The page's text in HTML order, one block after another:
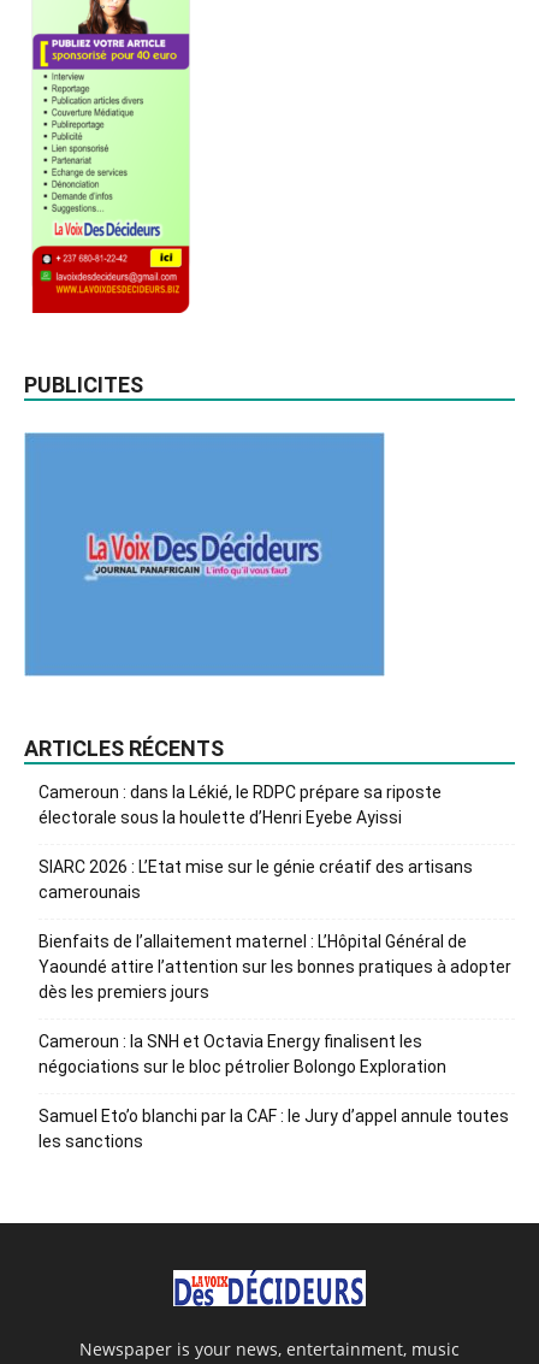
PUBLICITES
ARTICLES RÉCENTS
Cameroun : dans la Lékié, le RDPC prépare sa riposte
électorale sous la houlette d’Henri Eyebe Ayissi
SIARC 2026 : L’Etat mise sur le génie créatif des artisans
camerounais
Bienfaits de l’allaitement maternel : L’Hôpital Général de
Yaoundé attire l’attention sur les bonnes pratiques à adopter
dès les premiers jours
Cameroun : la SNH et Octavia Energy finalisent les
négociations sur le bloc pétrolier Bolongo Exploration
Samuel Eto’o blanchi par la CAF : le Jury d’appel annule toutes
les sanctions
Newspaper is your news, entertainment, music